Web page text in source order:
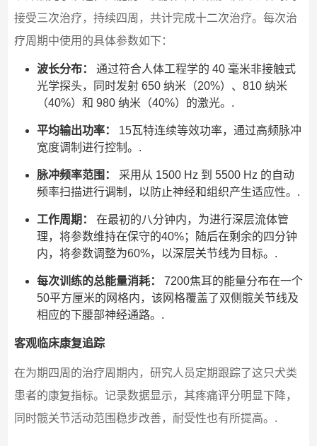
接受三次治疗，持续四周，共计完成十二次治疗。每次治
疗周期中使用的具体参数如下：
波长分布：
通过符合人体工程学的 40 毫米非接触式
光学探头，同时发射 650 纳米（20%）、810 纳米
（40%）和 980 纳米（40%）的激光。.
平均输出功率：
15瓦特连续等效功率，通过高频脉冲
宽度调制进行控制。.
脉冲频率范围：
采用从 1500 Hz 到 5500 Hz 的自动
频率扫描进行调制，以防止神经和组织产生适应性。.
工作周期：
在最初的八分钟内，为进行深层流体管
理，将参数维持在保守的40%；随后在剩余的四分钟
内，将参数调整为60%，以深层关节线为目标。.
每次训练的总能量消耗：
7200焦耳的能量分布在一个
50平方厘米的网格内，该网格覆盖了双侧髋关节线及
相应的下腰部神经通路。.
客观临床康复追踪
在为期四周的治疗周期内，研究人员定期跟踪了这只犬类
患者的康复指标。记录数据显示，其疼痛评分明显下降，
同时髋关节活动范围稳步改善，耐受性也有所提高。.